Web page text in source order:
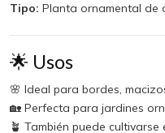
Tipo: Planta ornamental de
🌟 Usos
🌸 Ideal para bordes,
🏡 Perfecta para jardines
🪴 También puede